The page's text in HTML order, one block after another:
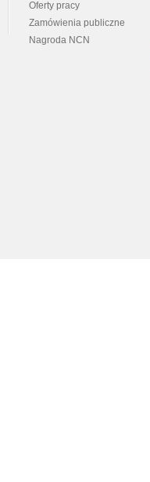
Oferty pracy
Zamówienia publiczne
Nagroda NCN